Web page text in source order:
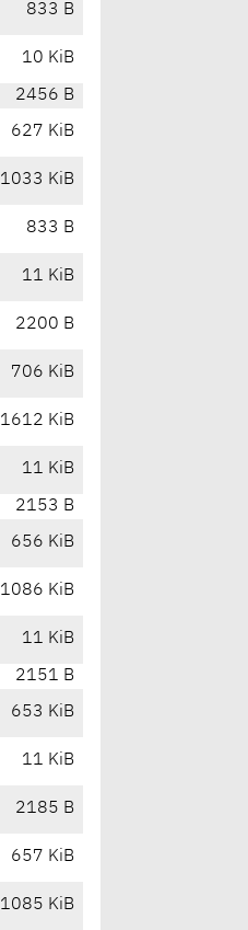
833 B
10 KiB
2456 B
627 KiB
1033 KiB
833 B
11 KiB
2200 B
706 KiB
1612 KiB
11 KiB
2153 B
656 KiB
1086 KiB
11 KiB
2151 B
653 KiB
11 KiB
2185 B
657 KiB
1085 KiB